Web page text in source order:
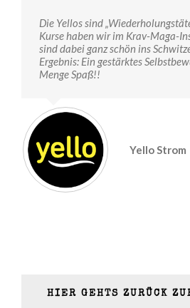
Die Yellos sind
Kurse haben wir im Krav-Maga-
sind dabei ganz schön ins
Ergebnis: Ein gestärktes
Menge Spaß!!
Yello Strom
HIER GEHTS ZURÜCK